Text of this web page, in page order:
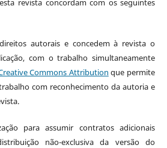
revista concordam com os seguintes
autorais e concedem à revista o
com o trabalho simultaneamente
Commons Attribution que permite
com reconhecimento da autoria e
para assumir contratos adicionais
não-exclusiva da versão do